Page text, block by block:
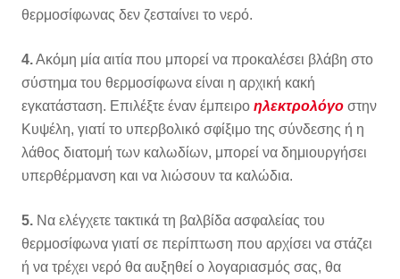
θερμοσίφωνας δεν ζεσταίνει το νερό.
4.Ακόμη μία αιτία που μπορεί να προκαλέσει βλάβη στο
σύστημα του θερμοσίφωνα είναι η αρχική κακή
εγκατάσταση. Επιλέξτε έναν έμπειρο ηλεκτρολόγο στην
Κυψέλη, γιατί το υπερβολικό σφίξιμο της σύνδεσης ή η
λάθος διατομή των καλωδίων, μπορεί να δημιουργήσει
υπερθέρμανση και να λιώσουν τα καλώδια.
5. Να ελέγχετε τακτικά τη βαλβίδα ασφαλείας του
θερμοσίφωνα γιατί σε περίπτωση που αρχίσει να στάζει
ή να τρέχει νερό θα αυξηθεί ο λογαριασμός σας, θα